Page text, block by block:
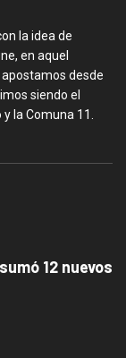
la idea de
en aquel
desde
siendo el
la Comuna 11.
12 nuevos